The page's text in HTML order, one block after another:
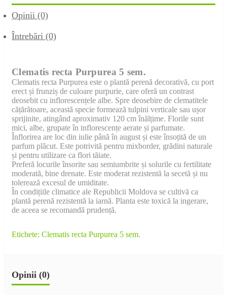
Opinii (0)
Întrebări (0)
Clematis recta Purpurea 5 sem.
Clematis recta Purpurea este o plantă perenă decorativă, cu port
erect și frunziș de culoare purpurie, care oferă un contrast
deosebit cu inflorescențele albe. Spre deosebire de clematitele
cățărătoare, această specie formează tulpini verticale sau ușor
sprijinite, atingând aproximativ 120 cm înălțime. Florile sunt
mici, albe, grupate în inflorescențe aerate și parfumate.
Înflorirea are loc din iulie până în august și este însoțită de un
parfum plăcut. Este potrivită pentru mixborder, grădini naturale
și pentru utilizare ca flori tăiate.
Preferă locurile însorite sau semiumbrite și solurile cu fertilitate
moderată, bine drenate. Este moderat rezistentă la secetă și nu
tolerează excesul de umiditate.
În condițiile climatice ale Republicii Moldova se cultivă ca
plantă perenă rezistentă la iarnă. Planta este toxică la ingerare,
de aceea se recomandă prudență.
Etichete: Clematis recta Purpurea 5 sem.
Opinii (0)